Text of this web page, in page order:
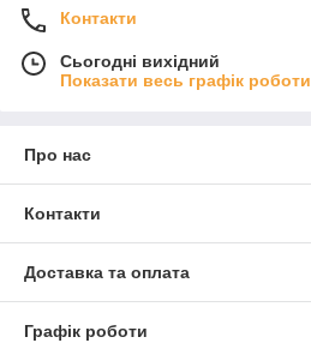
Контакти
Сьогодні вихідний
Показати весь графік роботи
Про нас
Контакти
Доставка та оплата
Графік роботи